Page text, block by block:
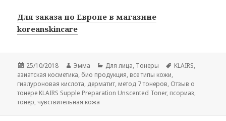
Для заказа по Европе в магазине
koreanskincare
Опубликовано
25/10/2018 Автор
Эмма Рубрики
Для лица, Тонеры Метки
KLAIRS,
азиатская косметика, био продукция, все типы кожи,
гиалуроновая кислота, дерматит, метод 7 тонеров, Отзыв о
тонере KLAIRS Supple Preparation Unscented Toner, псориаз,
тонер, чувствительная кожа